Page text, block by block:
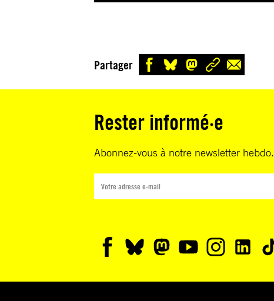
Partager
Rester informé·e
Abonnez-vous à notre newsletter hebdo.